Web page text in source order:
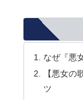
なぜ『悪
【悪女の
ツ